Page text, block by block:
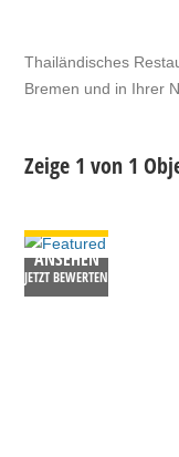
Thailändisches
Bremen und in Ihrer
Zeige 1 von 1
ANSEHEN
JETZT BEWERTEN